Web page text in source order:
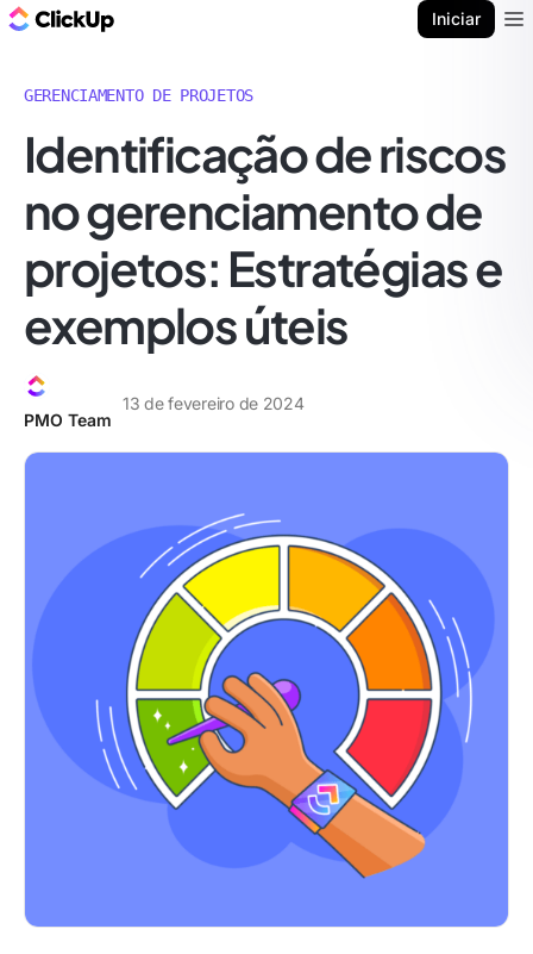
Iniciar
GERENCIAMENTO DE PROJETOS
Identificação de riscos
no gerenciamento de
projetos: Estratégias e
exemplos úteis
PMO Team
13 de fevereiro de 2024